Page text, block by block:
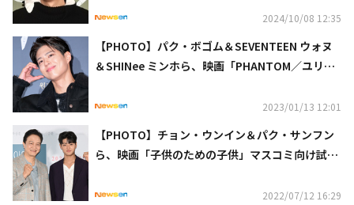
2024/10/08 12:35
【PHOTO】パク・ボゴム＆SEVENTEEN ウォヌ
＆SHINee ミンホら、映画「PHANTOM／ユリョ
2023/01/13 12:01
【PHOTO】チョン・ウンイン＆パク・サンフン
ら、映画「子供のための子供」マスコミ向け試写
2022/07/12 16:29